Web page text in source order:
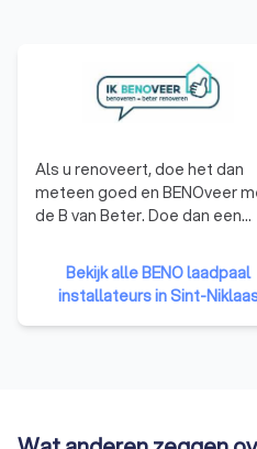
Als u renoveert, doe het dan
meteen goed en BENOveer
de B van Beter. Doe dan een
BENOvatievoorloper. Leden
hiervan durven vandaag al de
BENOvatiedoelstellingen
promoten en/of in de praktijk
Bekijk alle BENO laadpaal
installateurs in Sint-